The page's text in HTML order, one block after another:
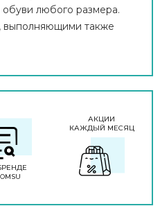
любого размера.
выполняющими также
АКЦИИ
КАЖДЫЙ МЕСЯЦ